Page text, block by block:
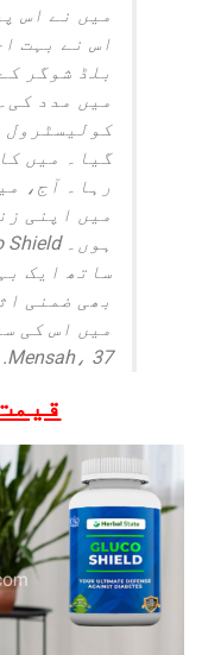
میں نے اس
اس نے بہت
بلڈ شوگر
میں مدد
کولیسٹرول
گیا۔ میں
رہا۔ آج،
میں اپنی
ساتھ ایک
بھی ضمنی
Mensah، 37.
قیمت 50%